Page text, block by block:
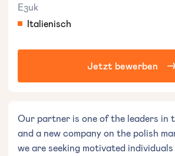
Език
Italienisch
Jetzt bewerben
Our partner is one of the leaders in
and a new company on the polish
we are seeking motivated